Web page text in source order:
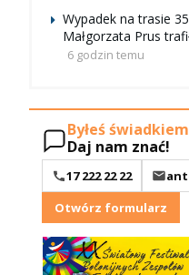
Wypadek na trasie
Małgorzata Prus
6 godzin temu
Byłeś
Daj nam znać!
17 222 22 22
Otwórz formularz